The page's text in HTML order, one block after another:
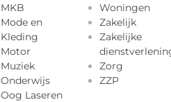
MKB
Mode en
Kleding
Motor
Muziek
Onderwijs
Oog Laseren
Woningen
Zakelijk
Zakelijke
Zorg
ZZP